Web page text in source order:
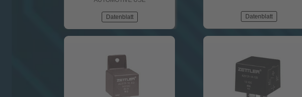
Datenblatt Datenblatt